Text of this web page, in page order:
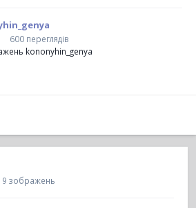
600 переглядів
kononyhin_genya
зображень